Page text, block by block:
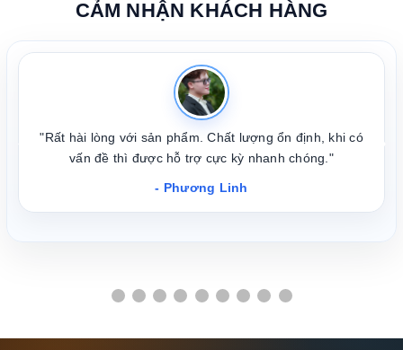
CẢM NHẬN KHÁCH HÀNG
"Rất hài lòng với sản phẩm. Chất lượng ổn định, khi có
vấn đề thì được hỗ trợ cực kỳ nhanh chóng."
- Phương Linh
❯